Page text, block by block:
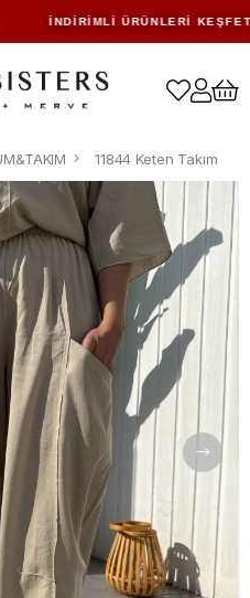
İNDIRIMLI ÜRÜNLERI KEŞFET
11844 Keten Takım